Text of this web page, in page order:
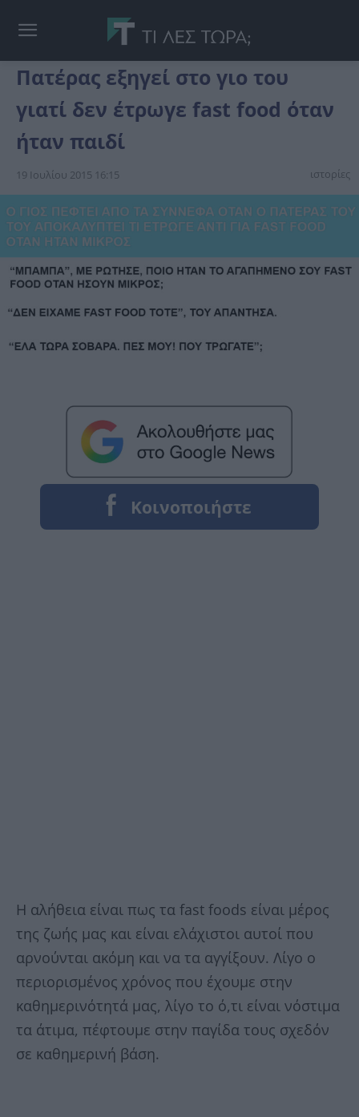
Πατέρας εξηγεί στο γιο του
γιατί δεν έτρωγε fast food όταν
ήταν παιδί
19 Ιουλίου 2015 16:15 ιστορίες
Η αλήθεια είναι πως τα fast foods είναι μέρος
της ζωής μας και είναι ελάχιστοι αυτοί που
αρνούνται ακόμη και να τα αγγίξουν. Λίγο ο
περιορισμένος χρόνος που έχουμε στην
καθημερινότητά μας, λίγο το ό,τι είναι νόστιμα
τα άτιμα, πέφτουμε στην παγίδα τους σχεδόν
σε καθημερινή βάση.